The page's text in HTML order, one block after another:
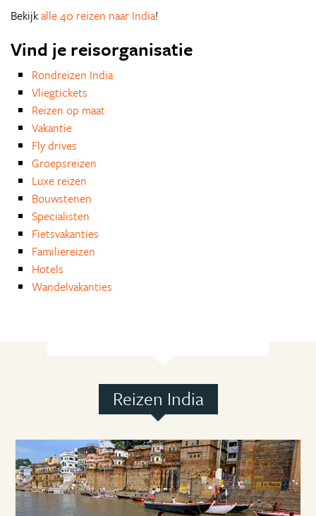
Bekijkalle 40 reizen naar India!
Vind je reisorganisatie
Rondreizen India
Vliegtickets
Reizen op maat
Vakantie
Fly drives
Groepsreizen
Luxe reizen
Bouwstenen
Specialisten
Fietsvakanties
Familiereizen
Hotels
Wandelvakanties
Reizen India